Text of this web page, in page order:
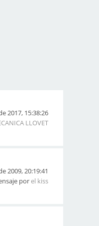
2017, 15:38:26
LLOVET
2009, 20:19:41
porel kiss